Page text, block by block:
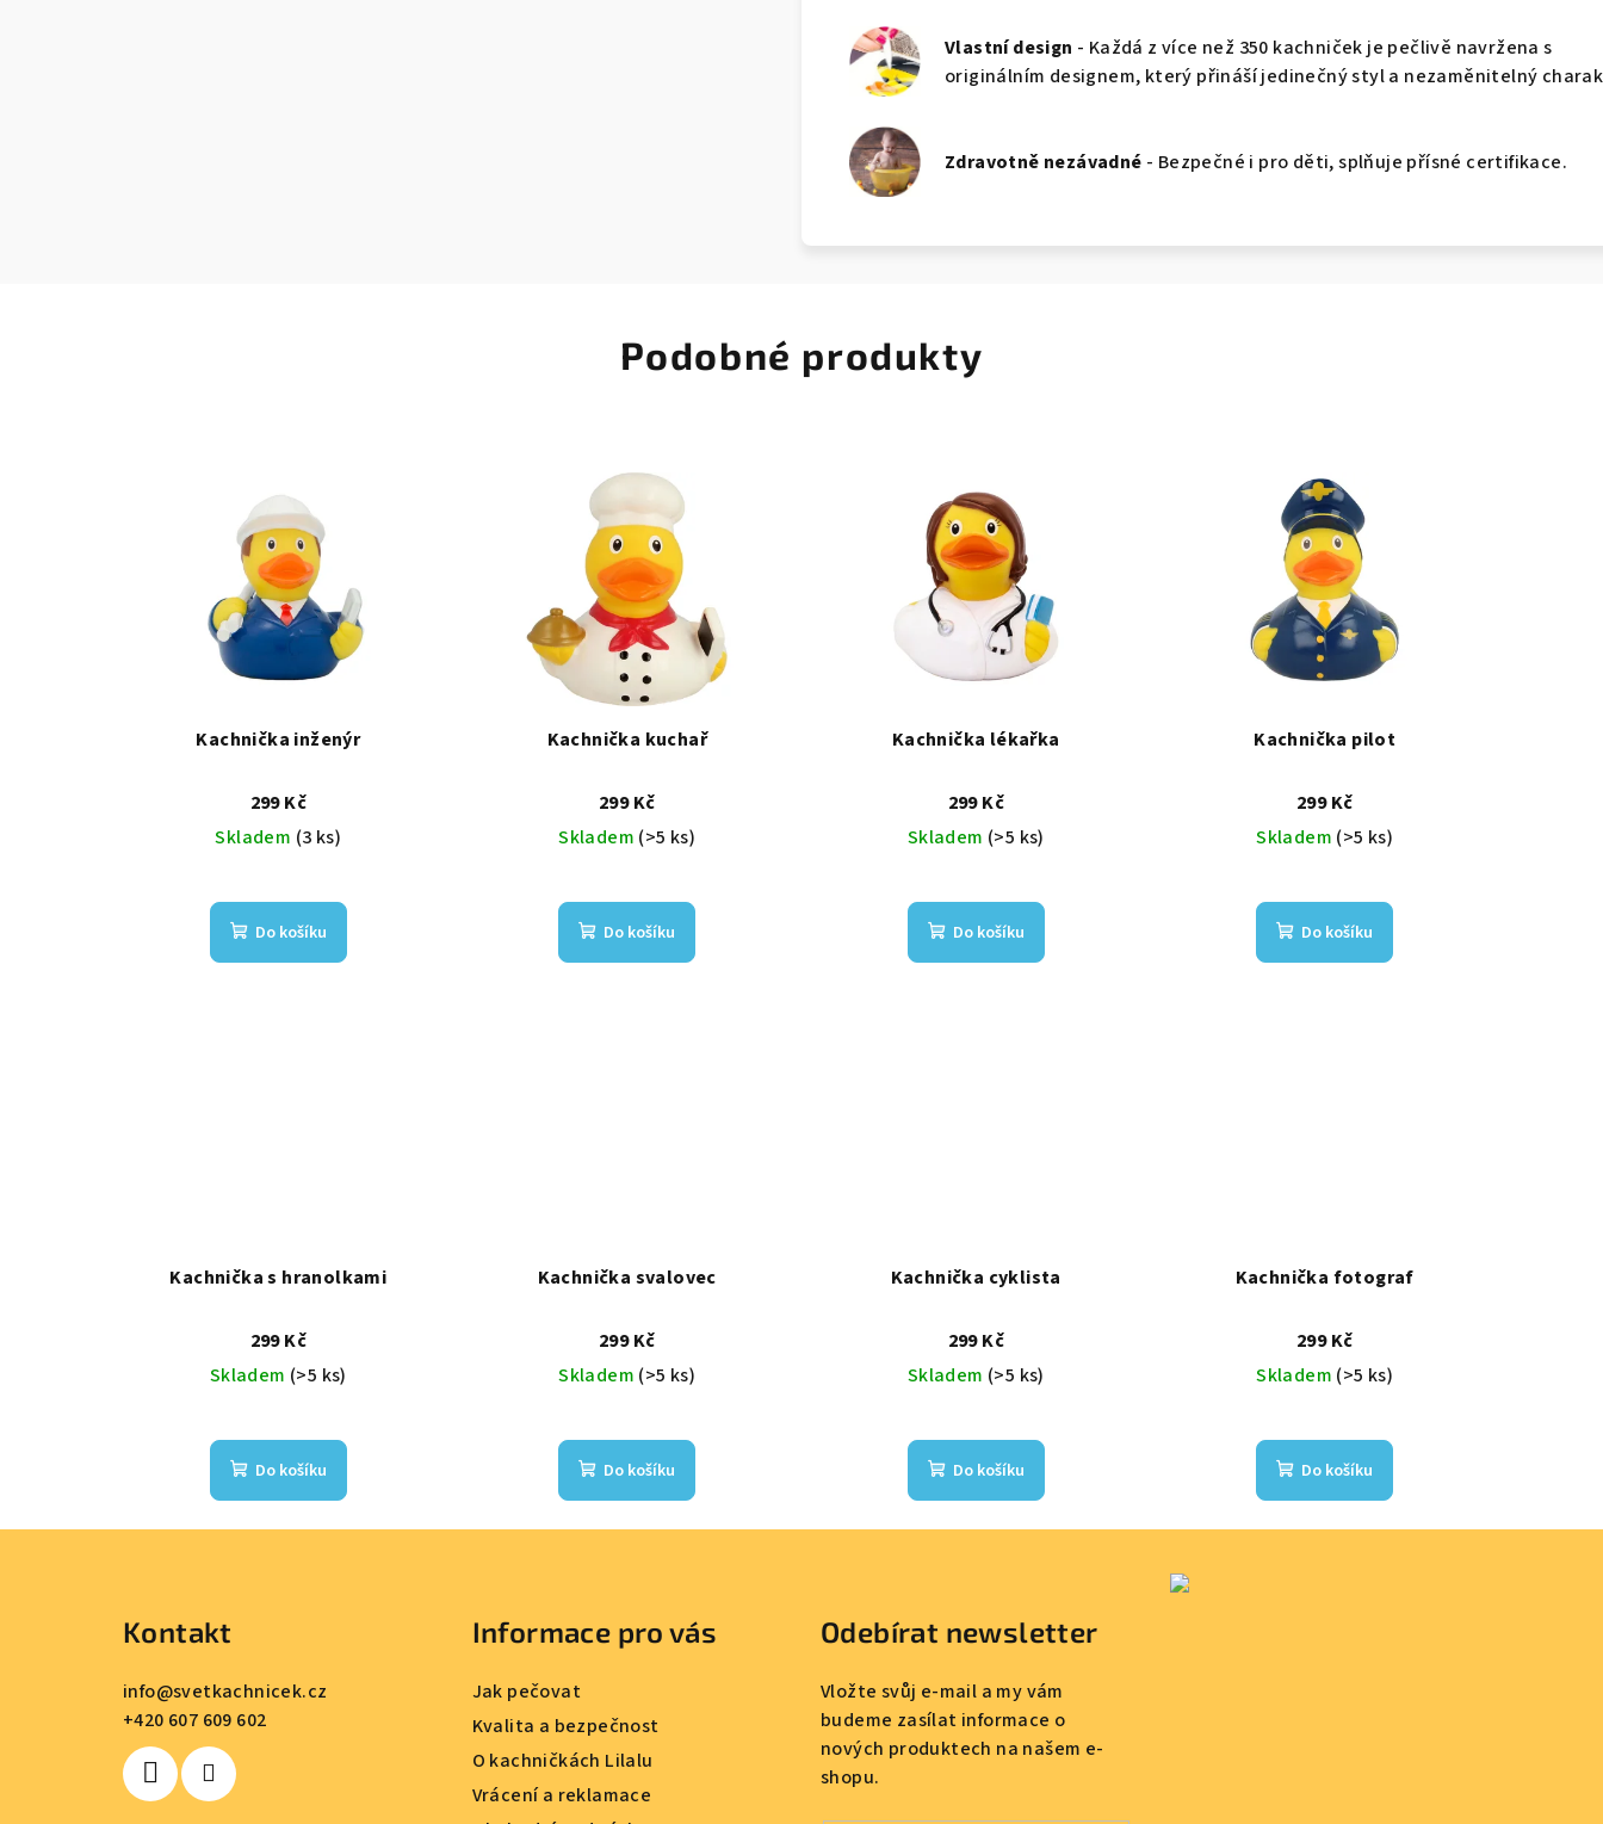
Vlastní design - Každá z více než 350 kachniček je pečlivě navržena s
originálním designem, který přináší jedinečný styl a nezaměnitelný
Zdravotně nezávadné - Bezpečné i pro děti, splňuje přísné certifikace.
Podobné produkty
Kachnička inženýr
299 Kč
Skladem (3 ks)
Do košíku
Kachnička kuchař
299 Kč
Skladem (>5 ks)
Do košíku
Kachnička lékařka
299 Kč
Skladem (>5 ks)
Do košíku
Kachnička pilot
299 Kč
Skladem (>5 ks)
Do košíku
Kachnička s hranolkami
299 Kč
Skladem (>5 ks)
Do košíku
Kachnička svalovec
299 Kč
Skladem (>5 ks)
Do košíku
Kachnička cyklista
299 Kč
Skladem (>5 ks)
Do košíku
Kachnička fotograf
299 Kč
Skladem (>5 ks)
Do košíku
Kontakt
info@svetkachnicek.cz
+420 607 609 602
Informace pro vás
Jak pečovat
Kvalita a bezpečnost
O kachničkách Lilalu
Vrácení a reklamace
Odebírat newsletter
Vložte svůj e-mail a my vám
budeme zasílat informace o
nových produktech na našem e-
shopu.